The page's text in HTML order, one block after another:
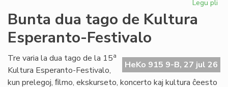
Legu pli
de
Bunta dua tago de Kultura
Esperanto-Festivalo
HeKo 915 9-B, 27 jul 26
Tre varia la dua tago de la 15a
Kultura Esperanto-Festivalo,
kun prelegoj, ﬁlmo, ekskurseto, koncerto kaj kultura ĉeesto